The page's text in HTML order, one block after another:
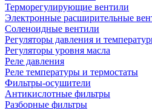
Терморегулирующие вентили
Электронные расширительные
Соленоидные вентили
Регуляторы давления и
Регуляторы уровня масла
Реле давления
Реле температуры и термостаты
Фильтры-осушители
Антикислотные фильтры
Разборные фильтры